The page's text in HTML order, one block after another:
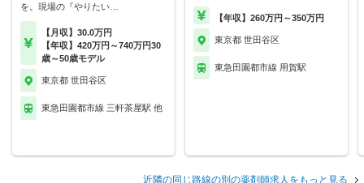
を。現場の『やりたい…
【月収】30.0万円
【年収】420万円～740万円30
歳～50歳モデル
東京都 世田谷区
東急田園都市線 三軒茶屋駅 他
【年収】260万円～350万円
東京都 世田谷区
東急田園都市線 用賀駅
近隣の同じ路線の別の薬剤師求人をもっと見る